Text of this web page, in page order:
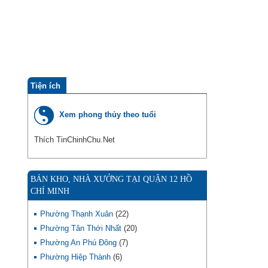
Tiện ích
Xem phong thủy theo tuổi
Thích TinChinhChu.Net
BÁN KHO, NHÀ XƯỞNG TẠI QUẬN 12 HỒ
CHÍ MINH
Phường Thạnh Xuân (22)
Phường Tân Thới Nhất (20)
Phường An Phú Đông (7)
Phường Hiệp Thành (6)